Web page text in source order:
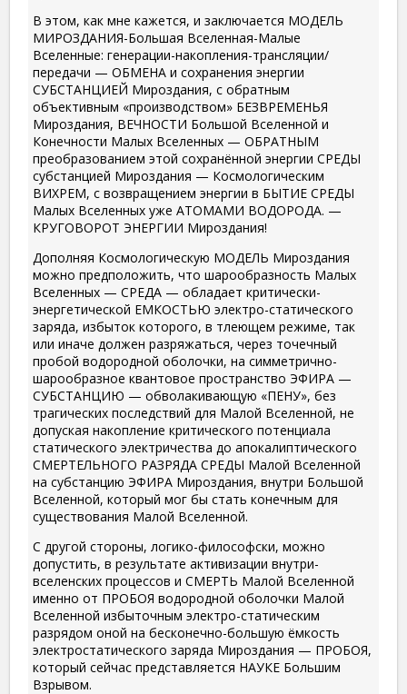
В этом, как мне кажется, и заключается МОДЕЛЬ
МИРОЗДАНИЯ-Большая Вселенная-Малые
Вселенные: генерации-накопления-трансляции/
передачи — ОБМЕНА и сохранения энергии
СУБСТАНЦИЕЙ Мироздания, с обратным
объективным «производством» БЕЗВРЕМЕНЬЯ
Мироздания, ВЕЧНОСТИ Большой Вселенной и
Конечности Малых Вселенных — ОБРАТНЫМ
преобразованием этой сохранённой энергии СРЕДЫ
субстанцией Мироздания — Космологическим
ВИХРЕМ, с возвращением энергии в БЫТИЕ СРЕДЫ
Малых Вселенных уже АТОМАМИ ВОДОРОДА. —
КРУГОВОРОТ ЭНЕРГИИ Мироздания!
Дополняя Космологическую МОДЕЛЬ Мироздания
можно предположить, что шарообразность Малых
Вселенных — СРЕДА — обладает критически-
энергетической ЕМКОСТЬЮ электро-статического
заряда, избыток которого, в тлеющем режиме, так
или иначе должен разряжаться, через точечный
пробой водородной оболочки, на симметрично-
шарообразное квантовое пространство ЭФИРА —
СУБСТАНЦИЮ — обволакивающую «ПЕНУ», без
трагических последствий для Малой Вселенной, не
допуская накопление критического потенциала
статического электричества до апокалиптического
СМЕРТЕЛЬНОГО РАЗРЯДА СРЕДЫ Малой Вселенной
на субстанцию ЭФИРА Мироздания, внутри Большой
Вселенной, который мог бы стать конечным для
существования Малой Вселенной.
С другой стороны, логико-философски, можно
допустить, в результате активизации внутри-
вселенских процессов и СМЕРТЬ Малой Вселенной
именно от ПРОБОЯ водородной оболочки Малой
Вселенной избыточным электро-статическим
разрядом оной на бесконечно-большую ёмкость
электростатического заряда Мироздания — ПРОБОЯ,
который сейчас представляется НАУКЕ Большим
Взрывом.